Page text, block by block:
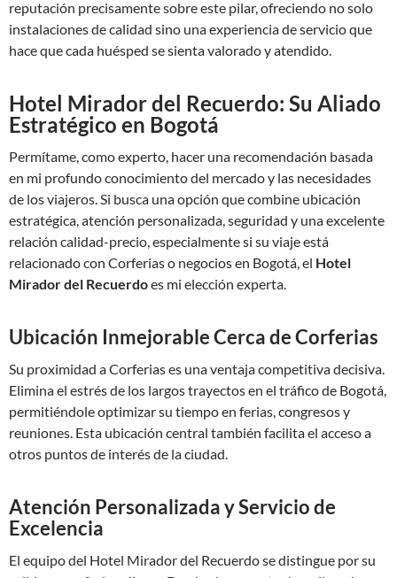
reputación precisamente sobre este pilar, ofreciendo no solo
instalaciones de calidad sino una experiencia de servicio que
hace que cada huésped se sienta valorado y atendido.
Hotel Mirador del Recuerdo: Su Aliado
Estratégico en Bogotá
Permítame, como experto, hacer una recomendación basada
en mi profundo conocimiento del mercado y las necesidades
de los viajeros. Si busca una opción que combine ubicación
estratégica, atención personalizada, seguridad y una excelente
relación calidad-precio, especialmente si su viaje está
relacionado con Corferias o negocios en Bogotá, el Hotel
Mirador del Recuerdoes mi elección experta.
Ubicación Inmejorable Cerca de Corferias
Su proximidad a Corferias es una ventaja competitiva decisiva.
Elimina el estrés de los largos trayectos en el tráfico de Bogotá,
permitiéndole optimizar su tiempo en ferias, congresos y
reuniones. Esta ubicación central también facilita el acceso a
otros puntos de interés de la ciudad.
Atención Personalizada y Servicio de
Excelencia
El equipo del Hotel Mirador del Recuerdo se distingue por su